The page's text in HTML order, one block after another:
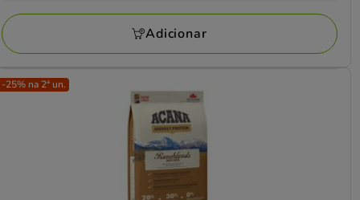
avaliações
202.45€
Adicionar
-25% na 2ª un.